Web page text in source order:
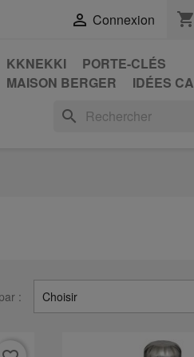
 Connexion shopping_cart
KKNEKKI
PORTE-CLÉS
MAISON BERGER IDÉES
search
: Choisir